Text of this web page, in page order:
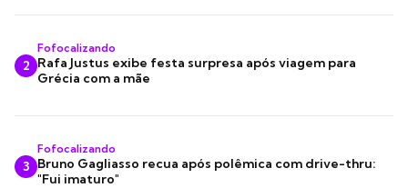
2
Fofocalizando
Rafa Justus exibe festa surpresa após viagem para
Grécia com a mãe
3
Fofocalizando
Bruno Gagliasso recua após polêmica com drive-thru:
"Fui imaturo"